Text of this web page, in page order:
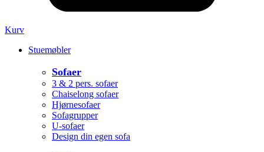
Kurv
Stuemøbler
Sofaer
3 & 2 pers. sofaer
Chaiselong sofaer
Hjørnesofaer
Sofagrupper
U-sofaer
Design din egen sofa